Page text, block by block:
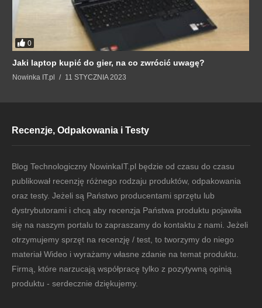
0
Jaki laptop kupić do gier, na co zwrócić uwagę?
Nowinka IT.pl 11 STYCZNIA 2023
Recenzje, Odpakowania i Testy
Blog Technologiczny NowinkaIT.pl będzie od czasu do czasu
publikował recenzję różnego rodzaju produktów, odpakowania
oraz testy. Jeżeli są Państwo producentami sprzętu lub
dystrybutorami i chcą aby recenzja Państwa produktu pojawiła
się na naszym portalu to zapraszamy do kontaktu z nami. Jeżeli
otrzymujemy sprzęt na recenzję / test, to tworzymy do niego
materiał Wideo i wyrażamy własne zdanie na temat produktu.
Firmą, które narzucają współpracę tylko z pozytywną opinią
produktu - serdecznie dziękujemy.